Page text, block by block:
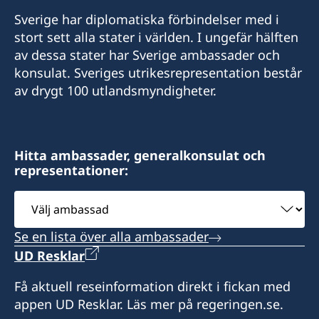
+972 (0)8 6347021
Consulate of Sweden
Mor Center 2nd floor
Honorärkonsul
Mr Moshe Krispin
Telefon 2
+972 4 864 31 65
Fax
Consulate of Sweden
2 Kikar Chayat
Haifa 31334
Israel
Honorärkonsul
Sverige har diplomatiska förbindelser med i
stort sett alla stater i världen. I ungefär hälften
av dessa stater har Sverige ambassader och
konsulat. Sveriges utrikesrepresentation består
av drygt 100 utlandsmyndigheter.
Hitta ambassader, generalkonsulat och
representationer:
Välj
ambassad
Se en lista över alla ambassader
UD Resklar
Få aktuell reseinformation direkt i fickan med
appen UD Resklar. Läs mer på regeringen.se.